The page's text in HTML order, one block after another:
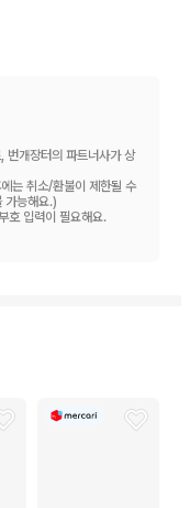
번개장터의 파트너사가 상
는 취소/환불이 제한될 수
가능해요.)
호 입력이 필요해요.